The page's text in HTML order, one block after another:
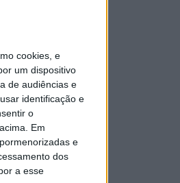
cookies, e
um dispositivo
de audiências e
identificação e
o
Em
e
dos
a esse
de